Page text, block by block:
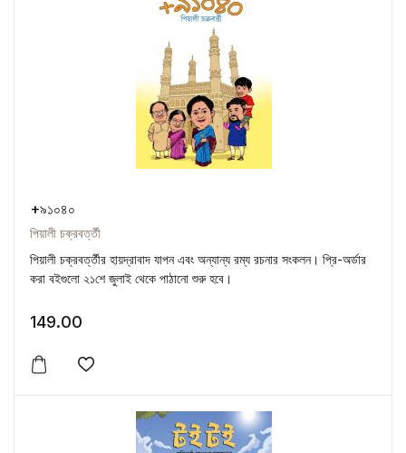
+৯১০৪০
পিয়ালী চক্রবর্ত্তী
পিয়ালী চক্রবর্ত্তীর হায়দ্রাবাদ যাপন এবং অন্যান্য রম্য রচনার সংকলন। প্রি-অর্ডার
করা বইগুলো ২১শে জুলাই থেকে পাঠানো শুরু হবে।
149.00
Add to wishlist